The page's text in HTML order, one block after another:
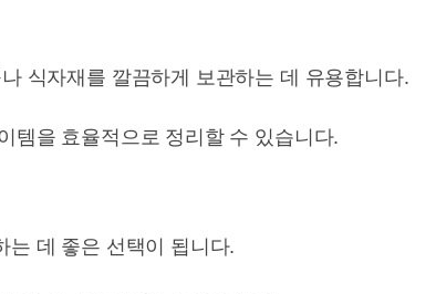
식자재를 깔끔하게 보관하는 데 유용합니다.
템을 효율적으로 정리할 수 있습니다.
는 데 좋은 선택이 됩니다.